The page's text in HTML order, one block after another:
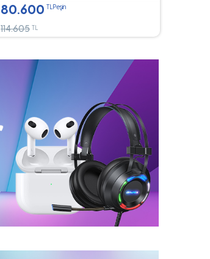
80.600 TLPeşin
114.605 TL